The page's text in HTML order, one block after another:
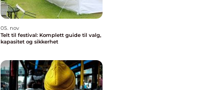
05. nov
Telt til festival: Komplett guide til valg,
kapasitet og sikkerhet